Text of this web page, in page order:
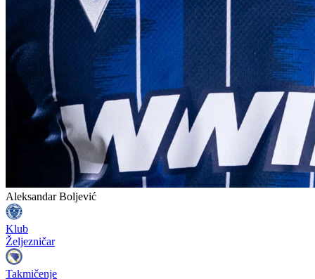
Aleksandar Boljević
Klub
Željezničar
Takmičenje